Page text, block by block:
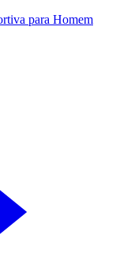
para Homem